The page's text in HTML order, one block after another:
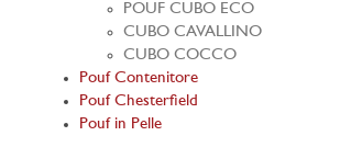
POUF CUBO ECO
CUBO CAVALLINO
CUBO COCCO
Pouf Contenitore
Pouf Chesterfield
Pouf in Pelle